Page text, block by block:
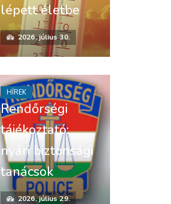
lépett életbe
2026. július 30.
Rendőrségi
tájékoztató:
nyári biztonsági
tanácsok
2026. július 29.
HÍREK